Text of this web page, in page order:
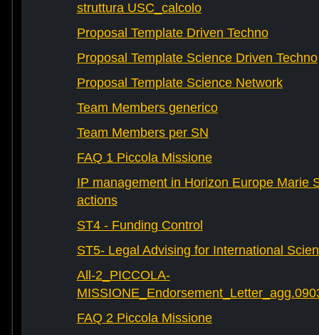
struttura USC_calcolo
Proposal Template Driven Techno
Proposal Template Science Driven Techno
Proposal Template Science Network
Team Members generico
Team Members per SN
FAQ 1 Piccola Missione
IP management in Horizon Europe Marie
actions
ST4 - Funding Control
ST5- Legal Advising for International
All-2_PICCOLA-
FAQ 2 Piccola Missione